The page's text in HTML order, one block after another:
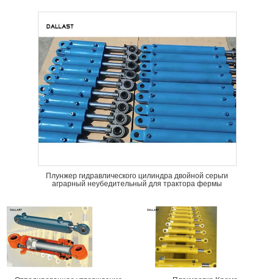
Плунжер гидравлического цилиндра двойной серьги
аграрный неубедительный для трактора фермы